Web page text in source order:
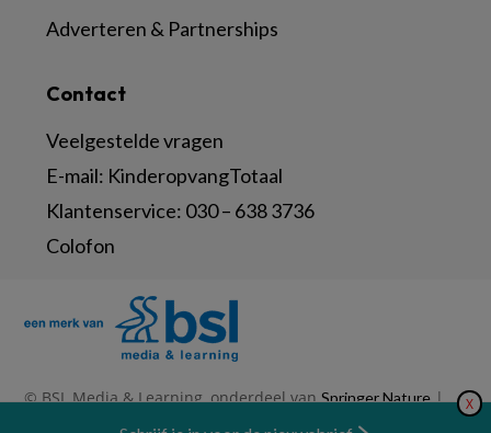
Contact
Veelgestelde vragen
E-mail: KinderopvangTotaal
Klantenservice: 030 – 638 3736
Colofon
Adverteren & Partnerships
© BSL Media & Learning, onderdeel vanSpringer Nature| X